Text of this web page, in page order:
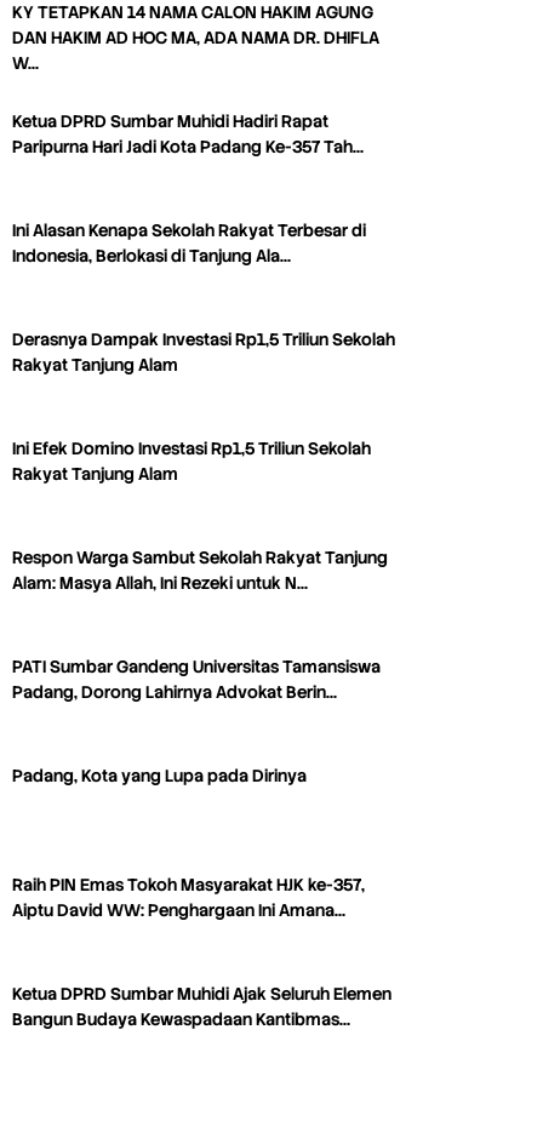
KY TETAPKAN 14 NAMA CALON HAKIM AGUNG
DAN HAKIM AD HOC MA, ADA NAMA DR. DHIFLA
W…
Ketua DPRD Sumbar Muhidi Hadiri Rapat
Paripurna Hari Jadi Kota Padang Ke-357 Tah…
Ini Alasan Kenapa Sekolah Rakyat Terbesar di
Indonesia, Berlokasi di Tanjung Ala…
Derasnya Dampak Investasi Rp1,5 Triliun Sekolah
Rakyat Tanjung Alam
Ini Efek Domino Investasi Rp1,5 Triliun Sekolah
Rakyat Tanjung Alam
Respon Warga Sambut Sekolah Rakyat Tanjung
Alam: Masya Allah, Ini Rezeki untuk N…
PATI Sumbar Gandeng Universitas Tamansiswa
Padang, Dorong Lahirnya Advokat Berin…
Padang, Kota yang Lupa pada Dirinya
Raih PIN Emas Tokoh Masyarakat HJK ke-357,
Aiptu David WW: Penghargaan Ini Amana…
Ketua DPRD Sumbar Muhidi Ajak Seluruh Elemen
Bangun Budaya Kewaspadaan Kantibmas…